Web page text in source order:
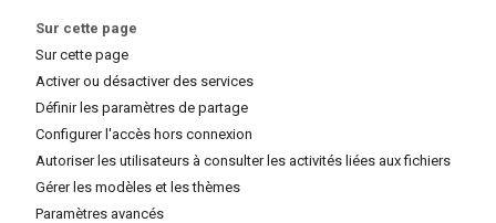
Sur cette page
Sur cette page
Activer ou désactiver des services
Définir les paramètres de partage
Configurer l'accès hors connexion
Autoriser les utilisateurs à consulter les activités liées aux fichiers
Gérer les modèles et les thèmes
Paramètres avancés